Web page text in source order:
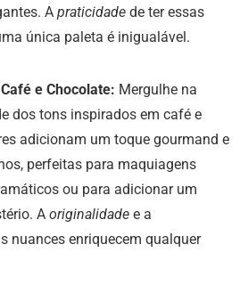
A praticidade de ter essas
única paleta é inigualável.
e Chocolate: Mergulhe na
dos tons inspirados em café e
adicionam um toque gourmand e
perfeitas para maquiagens
ou para adicionar um
A originalidade e a
nuances enriquecem qualquer